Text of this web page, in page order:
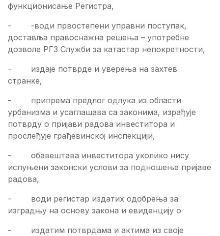
функционисање Регистра,
- -води првостепени управни поступак,
доставља правоснажна решења – употребне
дозволе РГЗ Служби за катастар непокретности,
- издаје потврде и уверења на захтев
странке,
- припрема предлог одлука из области
урбанизма и усаглашава са законима, израђује
потврду о пријави радова инвеститора и
прослеђује грађевинској инспекцији,
- обавештава инвеститора уколико нису
испуњени законски услови за подношење пријаве
радова,
- води регистар издатих одобрења за
изградњу на основу закона и евиденцију о
- издатим потврдама и актима из своје